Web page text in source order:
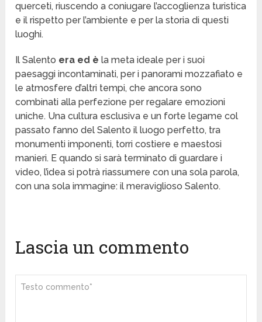
querceti, riuscendo a coniugare l’accoglienza turistica
e il rispetto per l’ambiente e per la storia di questi
luoghi.
Il Salento era ed è la meta ideale per i suoi
paesaggi incontaminati, per i panorami mozzafiato e
le atmosfere d’altri tempi, che ancora sono
combinati alla perfezione per regalare emozioni
uniche. Una cultura esclusiva e un forte legame col
passato fanno del Salento il luogo perfetto, tra
monumenti imponenti, torri costiere e maestosi
manieri. E quando si sarà terminato di guardare i
video, l’idea si potrà riassumere con una sola parola,
con una sola immagine: il meraviglioso Salento.
Lascia un commento